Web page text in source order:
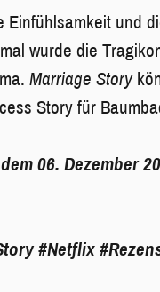
Einfühlsamkeit und
wurde die
Marriage Story
Story für
06. Dezember
#Netflix